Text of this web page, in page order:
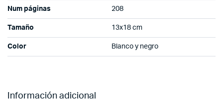
Num páginas 208
Tamaño 13x18 cm
Color Blanco y negro
Información adicional